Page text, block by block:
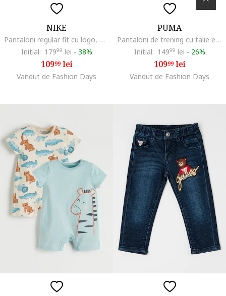
NIKE
Pantaloni regular fit cu logo, Negru
Initial: 17999 lei - 38%
10999lei
Vandut de Fashion Days
PUMA
Pantaloni de trening cu talie elastica si logo brodat, Rosu/Albastru ultramarin
Initial: 14999 lei - 26%
10999lei
Vandut de Fashion Days